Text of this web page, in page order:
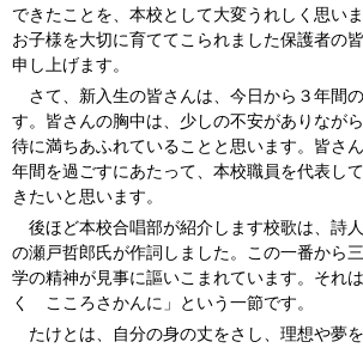
できたことを、本校として大変うれしく思い
お子様を大切に育ててこられました保護者の
申し上げます。
さて、新入生の皆さんは、今日から３年間
す。皆さんの胸中は、少しの不安がありなが
待に満ちあふれていることと思います。皆さ
年間を過ごすにあたって、本校職員を代表し
きたいと思います。
後ほど本校合唱部が紹介します校歌は、詩
の瀬戸哲郎氏が作詞しました。この一番から
学の精神が見事に謳いこまれています。それ
く こころさかんに」という一節です。
たけとは、自分の身の丈をさし、理想や夢